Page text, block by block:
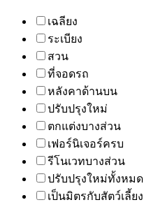
เฉลียง
ระเบียง
สวน
ที่จอดรถ
หลังคาด้านบน
ปรับปรุงใหม่
ตกแต่งบางส่วน
เฟอร์นิเจอร์ครบ
รีโนเวทบางส่วน
ปรับปรุงใหม่ทั้งหมด
เป็นมิตรกับสัตว์เลี้ยง